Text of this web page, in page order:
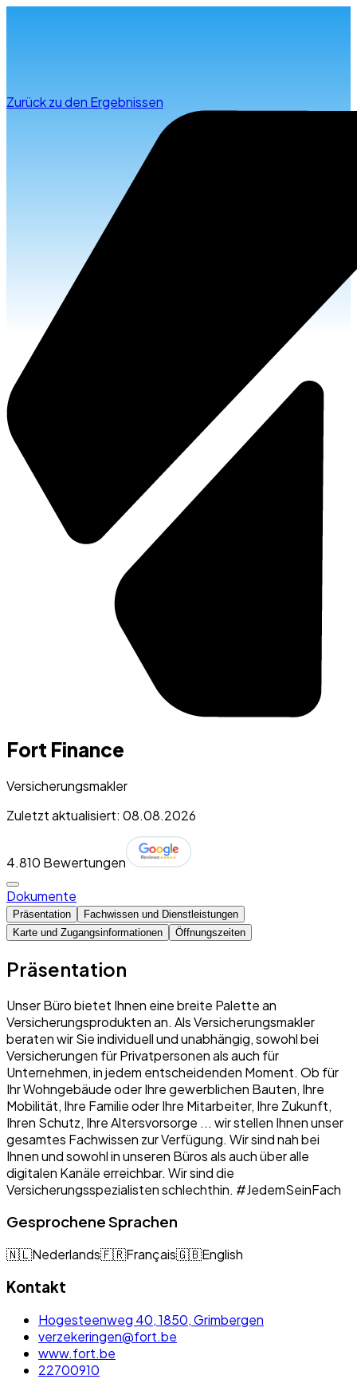
Zurück zu den Ergebnissen
Fort Finance
Versicherungsmakler
Zuletzt aktualisiert: 08.08.2026
4.810 Bewertungen
Dokumente
Präsentation
Fachwissen und Dienstleistungen
Karte und Zugangsinformationen
Öffnungszeiten
Präsentation
Unser Büro bietet Ihnen eine breite Palette an
Versicherungsprodukten an. Als Versicherungsmakler
beraten wir Sie individuell und unabhängig, sowohl bei
Versicherungen für Privatpersonen als auch für
Unternehmen, in jedem entscheidenden Moment. Ob für
Ihr Wohngebäude oder Ihre gewerblichen Bauten, Ihre
Mobilität, Ihre Familie oder Ihre Mitarbeiter, Ihre Zukunft,
Ihren Schutz, Ihre Altersvorsorge ... wir stellen Ihnen unser
gesamtes Fachwissen zur Verfügung. Wir sind nah bei
Ihnen und sowohl in unseren Büros als auch über alle
digitalen Kanäle erreichbar. Wir sind die
Versicherungsspezialisten schlechthin. #JedemSeinFach
Gesprochene Sprachen
🇳🇱Nederlands🇫🇷Français🇬🇧English
Kontakt
Hogesteenweg 40, 1850, Grimbergen
verzekeringen@fort.be
www.fort.be
22700910